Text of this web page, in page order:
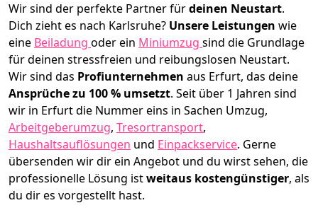
Wir sind der perfekte Partner fürdeinen Neustart.
Dich zieht es nach Karlsruhe? Unsere Leistungen wie
eine Beiladung oder ein Miniumzug sind die Grundlage
für deinen stressfreien und reibungslosen Neustart.
Wir sind das Profiunternehmen aus Erfurt, das deine
Ansprüche zu 100 % umsetzt. Seit über 1 Jahren sind
wir in Erfurt die Nummer eins in Sachen Umzug,
Arbeitgeberumzug, Tresortransport,
Haushaltsauflösungen und Einpackservice. Gerne
übersenden wir dir ein Angebot und du wirst sehen, die
professionelle Lösung istweitaus kostengünstiger, als
du dir es vorgestellt hast.